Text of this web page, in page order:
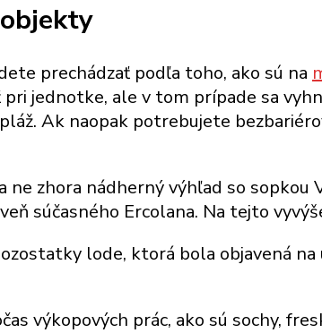
prechádzať podľa toho, ako sú na
jednotke, ale v tom prípade sa
Ak naopak potrebujete
zhora nádherný výhľad so sopkou
súčasného Ercolana. Na tejto
lode, ktorá bola objavená
výkopových prác, ako sú sochy,